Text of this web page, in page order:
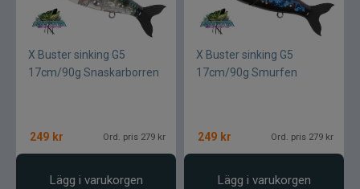
X Buster sinking G5
17cm/90g Snaskarborren
249 kr Ord. pris 279 kr
Lägg i varukorgen
X Buster sinking G5
17cm/90g Smurfen
249 kr Ord. pris 279 kr
Lägg i varukorgen